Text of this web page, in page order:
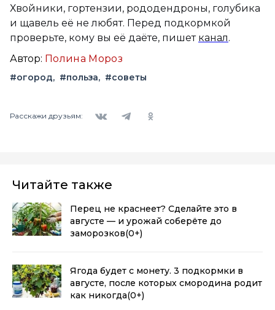
Хвойники, гортензии, рододендроны, голубика
и щавель её не любят. Перед подкормкой
проверьте, кому вы её даёте, пишет канал.
Автор: Полина Мороз
#огород #польза #советы
Расскажи друзьям:
Читайте также
Перец не краснеет? Сделайте это в
августе — и урожай соберёте до
заморозков(0+)
Ягода будет с монету. 3 подкормки в
августе, после которых смородина родит
как никогда(0+)